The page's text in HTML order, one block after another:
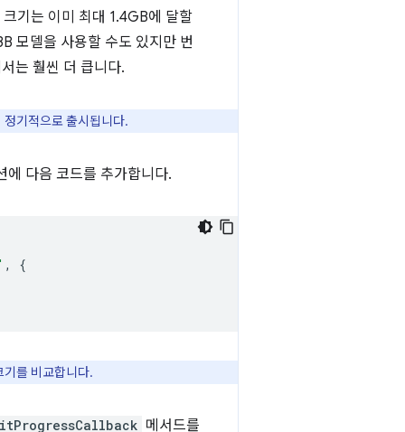
기는 이미 최대 1.4GB에 달할
모델을 사용할 수도 있지만 번
는 훨씬 더 큽니다.
기적으로 출시됩니다.
다음 코드를 추가합니다.
, {
를 비교합니다.
메서드를